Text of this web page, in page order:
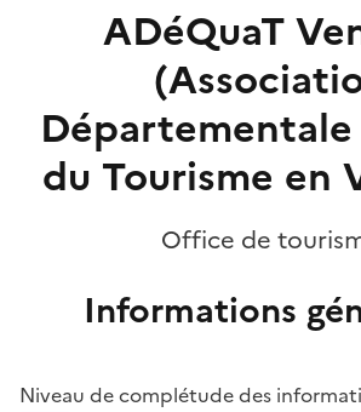
ADéQuaT
du Tourisme en
Office de
Informations
Niveau de complétude des